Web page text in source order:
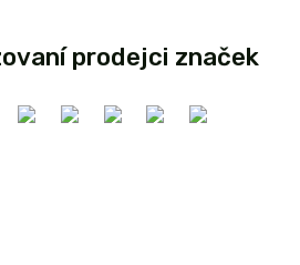
prodejci značek